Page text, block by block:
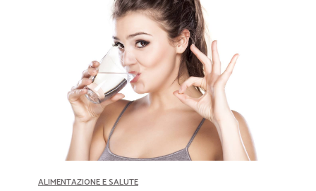
ALIMENTAZIONE E SALUTE